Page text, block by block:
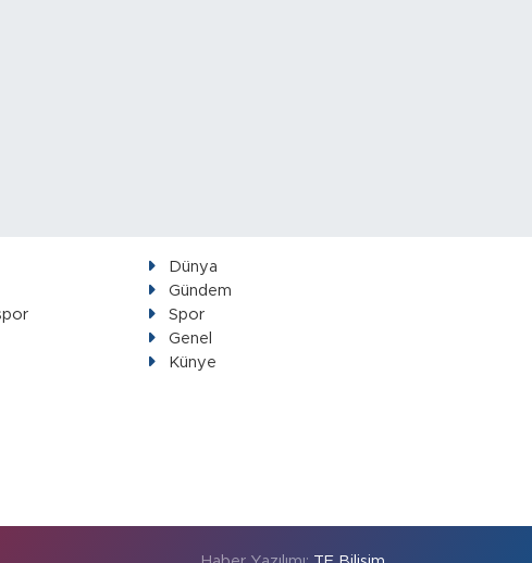
Dünya
Gündem
Spor
Genel
Künye